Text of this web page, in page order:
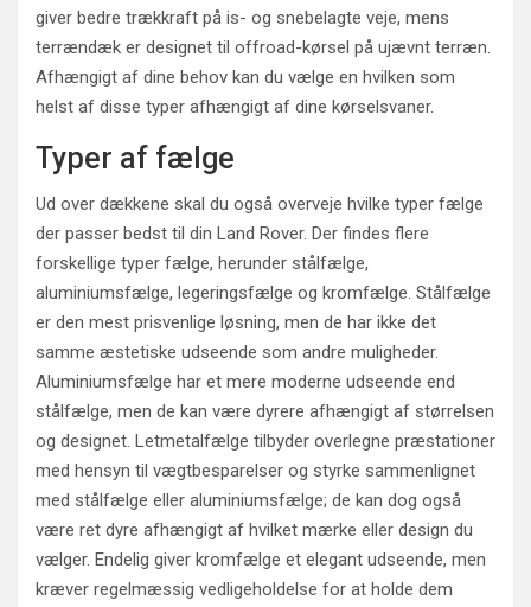
giver bedre trækkraft på is- og snebelagte veje, mens
terrændæk er designet til offroad-kørsel på ujævnt terræn.
Afhængigt af dine behov kan du vælge en hvilken som
helst af disse typer afhængigt af dine kørselsvaner.
Typer af fælge
Ud over dækkene skal du også overveje hvilke typer fælge
der passer bedst til din Land Rover. Der findes flere
forskellige typer fælge, herunder stålfælge,
aluminiumsfælge, legeringsfælge og kromfælge. Stålfælge
er den mest prisvenlige løsning, men de har ikke det
samme æstetiske udseende som andre muligheder.
Aluminiumsfælge har et mere moderne udseende end
stålfælge, men de kan være dyrere afhængigt af størrelsen
og designet. Letmetalfælge tilbyder overlegne præstationer
med hensyn til vægtbesparelser og styrke sammenlignet
med stålfælge eller aluminiumsfælge; de kan dog også
være ret dyre afhængigt af hvilket mærke eller design du
vælger. Endelig giver kromfælge et elegant udseende, men
kræver regelmæssig vedligeholdelse for at holde dem